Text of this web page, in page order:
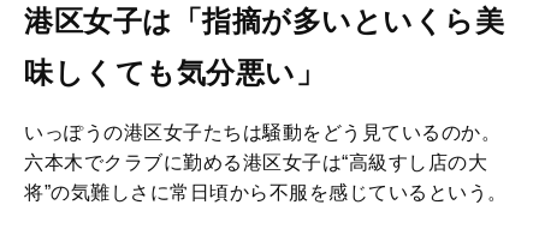
港区女子は「指摘が多いといくら美
味しくても気分悪い」
いっぽうの港区女子たちは騒動をどう見ているのか。
六本木でクラブに勤める港区女子は“高級すし店の大
将”の気難しさに常日頃から不服を感じているという。